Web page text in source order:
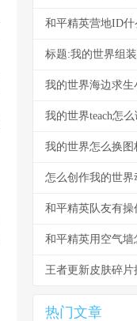
和平精英营地ID
我的世界teach怎
我的世界怎么换图
怎么创作我的世
和平精英用空气
热门文章